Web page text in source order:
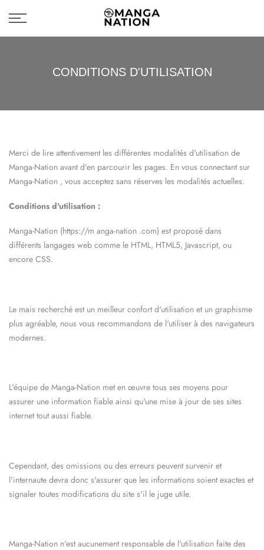
LIVRAISON GRATUITE
CONDITIONS D'UTILISATION
Merci de lire attentivement les différentes modalités d'utilisation de
Manga-Nation avant d'en parcourir les pages. En vous connectant sur
Manga-Nation , vous acceptez sans réserves les modalités actuelles.
Conditions d'utilisation :
Manga-Nation (https://m anga-nation .com) est proposé dans
différents langages web comme le HTML, HTML5, Javascript, ou
encore CSS.
Le mais recherché est un meilleur confort d'utilisation et un graphisme
plus agréable, nous vous recommandons de l'utiliser à des navigateurs
modernes.
L'équipe de Manga-Nation met en œuvre tous ses moyens pour
assurer une information fiable ainsi qu'une mise à jour de ses sites
internet tout aussi fiable.
Cependant, des omissions ou des erreurs peuvent survenir et
l'internaute devra donc s'assurer que les informations soient exactes et
signaler toutes modifications du site s'il le juge utile.
Manga-Nation n'est aucunement responsable de l'utilisation faite des